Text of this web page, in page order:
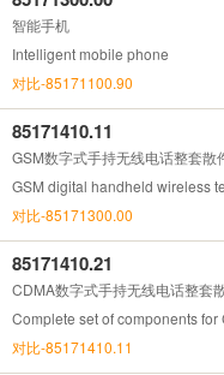
智能手机
Intelligent mobile phone
对比-85171100.90
85171410.11
GSM数字式手持无线电话整套散
GSM digital handheld wireless
对比-85171300.00
85171410.21
CDMA数字式手持无线电话整套
Complete set of components
对比-85171410.11